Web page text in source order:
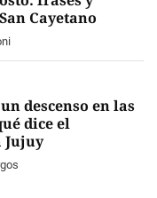
Cayetano
descenso en las
dice el
Jujuy